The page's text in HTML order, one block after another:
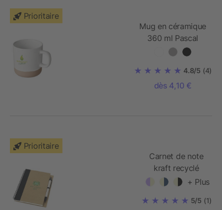
Prioritaire
Mug en céramique
360 ml Pascal
4.8/5 (4)
dès 4,10 €
Prioritaire
Carnet de note
kraft recyclé
avec stylo A6
+ Plus
5/5 (1)